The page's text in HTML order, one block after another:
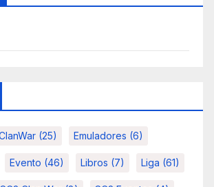
(25) Emuladores (6)
Evento (46) Libros (7) Liga (61)